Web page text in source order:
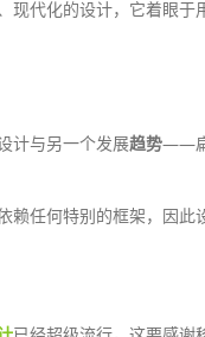
现代化的设计，它着眼
计与另一个发展趋势——扁
赖任何特别的框架，因此